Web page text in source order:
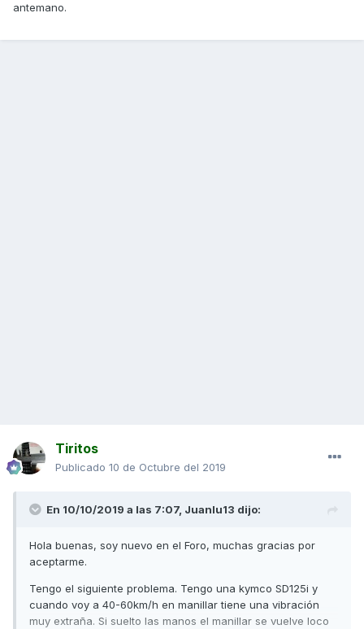
antemano.
Tiritos
Publicado 10 de Octubre del 2019
En 10/10/2019 a las 7:07, Juanlu13 dijo:
Hola buenas, soy nuevo en el Foro, muchas gracias por
aceptarme.
Tengo el siguiente problema. Tengo una kymco SD125i y
cuando voy a 40-60km/h en manillar tiene una vibración
muy extraña. Si suelto las manos el manillar se vuelve loco